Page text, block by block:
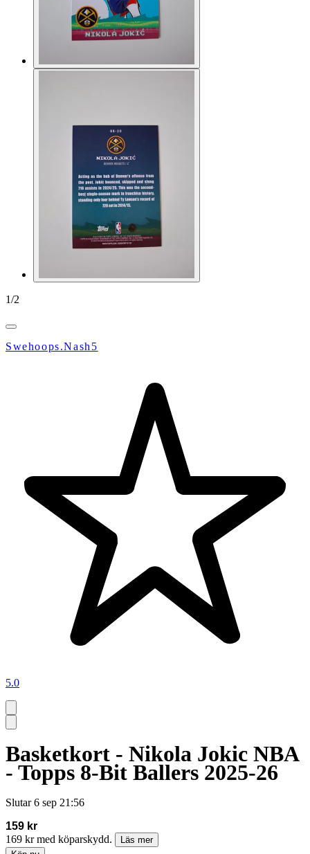
1/2
Swehoops.Nash5
5.0
Basketkort - Nikola Jokic NBA
- Topps 8-Bit Ballers 2025-26
Slutar 6 sep 21:56
159 kr
169 kr med köparskydd.
Läs mer